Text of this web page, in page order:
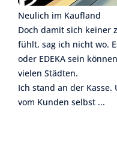
Neulich im Kaufland
Doch damit sich keiner
fühlt, sag ich nicht wo.
oder EDEKA sein
vielen Städten.
Ich stand an der
vom Kunden selbst ...